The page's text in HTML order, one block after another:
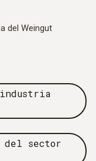
del Weingut
del sector